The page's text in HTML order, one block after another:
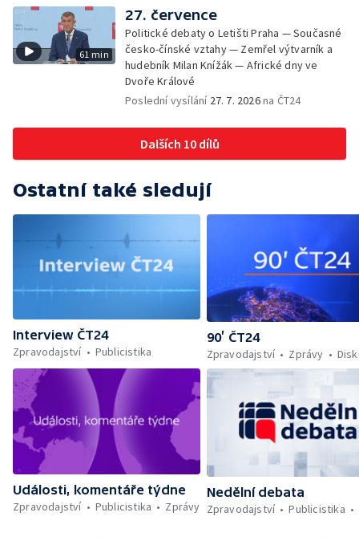
61 min
27. července
Politické debaty o Letišti Praha — Současné
česko-čínské vztahy — Zemřel výtvarník a
hudebník Milan Knížák — Africké dny ve
Dvoře Králové
Poslední vysílání 27. 7. 2026na ČT24
Dalších 10 dílů
Ostatní také sledují
Interview ČT24
Zpravodajství
Publicistika
90’ ČT24
Zpravodajství
Zprávy
Události, komentáře týdne
Zpravodajství
Publicistika Zprávy
Nedělní debata
Zpravodajství
Publicistika